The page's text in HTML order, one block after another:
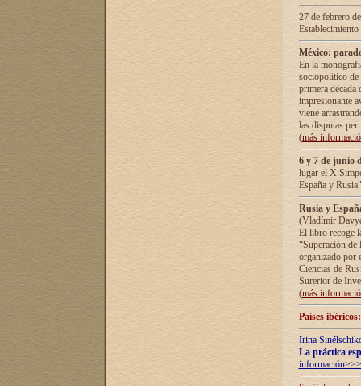
27 de febrero
México:
En la
sociopolítico de
primera década
impresionante
viene
las disputas
(más
6 y 7 de junio
lugar el X
España y
Rusia y
(Vladímir
El libro recoge
“Superación
organizado por
Ciencias de
Surerior de
(más
Países
Irina
La práctica
información>>>